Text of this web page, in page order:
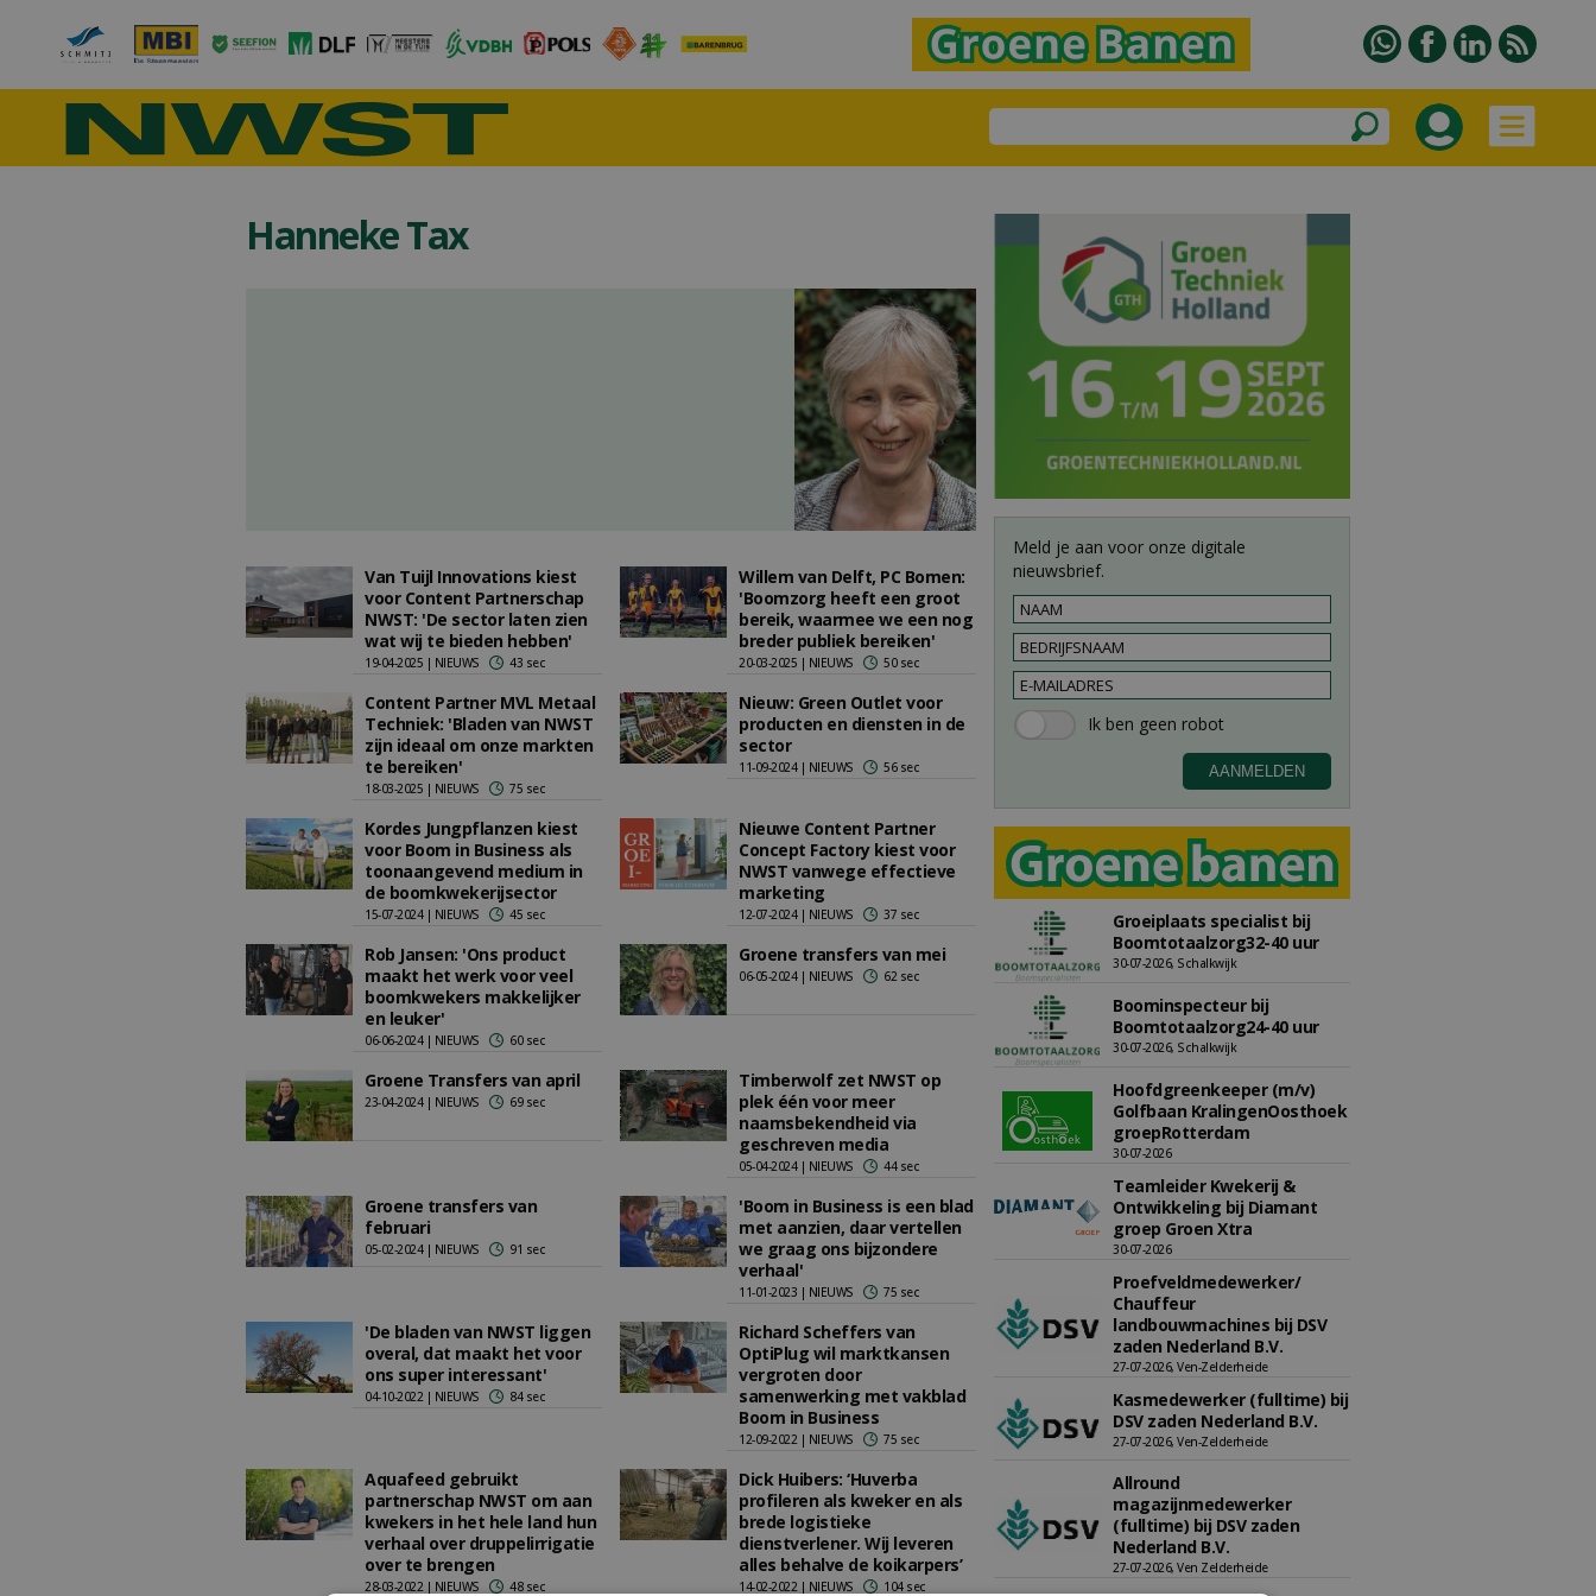
Hanneke Tax
Van Tuijl Innovations kiest
voor Content Partnerschap
NWST: 'De sector laten zien
wat wij te bieden hebben'
19-04-2025 | NIEUWS 43 sec
Willem van Delft, PC Bomen:
'Boomzorg heeft een groot
bereik, waarmee we een nog
breder publiek bereiken'
20-03-2025 | NIEUWS 50 sec
Content Partner MVL Metaal
Techniek: 'Bladen van NWST
zijn ideaal om onze markten
te bereiken'
18-03-2025 | NIEUWS 75 sec
Nieuw: Green Outlet voor
producten en diensten in de
sector
11-09-2024 | NIEUWS 56 sec
Kordes Jungpflanzen kiest
voor Boom in Business als
toonaangevend medium in
de boomkwekerijsector
15-07-2024 | NIEUWS 45 sec
Nieuwe Content Partner
Concept Factory kiest voor
NWST vanwege effectieve
marketing
12-07-2024 | NIEUWS 37 sec
Rob Jansen: 'Ons product
maakt het werk voor veel
boomkwekers makkelijker
en leuker'
06-06-2024 | NIEUWS 60 sec
Groene transfers van mei
06-05-2024 | NIEUWS 62 sec
Groene Transfers van april
23-04-2024 | NIEUWS 69 sec
Timberwolf zet NWST op
plek één voor meer
naamsbekendheid via
geschreven media
05-04-2024 | NIEUWS 44 sec
Groene transfers van
februari
05-02-2024 | NIEUWS 91 sec
'Boom in Business is een blad
met aanzien, daar vertellen
we graag ons bijzondere
verhaal'
11-01-2023 | NIEUWS 75 sec
'De bladen van NWST liggen
overal, dat maakt het voor
ons super interessant'
04-10-2022 | NIEUWS 84 sec
Richard Scheffers van
OptiPlug wil marktkansen
vergroten door
samenwerking met vakblad
Boom in Business
12-09-2022 | NIEUWS 75 sec
Aquafeed gebruikt
partnerschap NWST om aan
kwekers in het hele land hun
verhaal over druppelirrigatie
over te brengen
28-03-2022 | NIEUWS 48 sec
Dick Huibers: ‘Huverba
profileren als kweker en als
brede logistieke
dienstverlener. Wij leveren
alles behalve de koikarpers’
14-02-2022 | NIEUWS 104 sec
Meld je aan voor onze digitale
nieuwsbrief.
Groeiplaats specialist bij
Boomtotaalzorg32-40 uur
30-07-2026, Schalkwijk
Boominspecteur bij
Boomtotaalzorg24-40 uur
30-07-2026, Schalkwijk
Hoofdgreenkeeper (m/v)
Golfbaan KralingenOosthoek
groepRotterdam
30-07-2026
Teamleider Kwekerij &
Ontwikkeling bij Diamant
groep Groen Xtra
30-07-2026
Proefveldmedewerker/
Chauffeur
landbouwmachines bij DSV
zaden Nederland B.V.
27-07-2026, Ven-Zelderheide
Kasmedewerker (fulltime) bij
DSV zaden Nederland B.V.
27-07-2026, Ven-Zelderheide
Allround
magazijnmedewerker
(fulltime) bij DSV zaden
Nederland B.V.
27-07-2026, Ven Zelderheide